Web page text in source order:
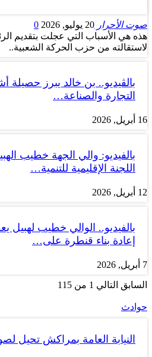
صوت الأحرار 20 يوليو, 2026
0
هذه هي الأسباب التي عجلت بتقديم
لاستقالته من حزب الحركة الشعبية..
التجارة والصناعة…
16 أبريل, 2026
بالفيديو: والي الجهة خطيب
اللجنة الإقليمية للتنمية…
12 أبريل, 2026
بالفيديو.. الوالي خطيب لهبيل
إعادة بناء قنطرة على…
7 أبريل, 2026
السابق التالي 1 من 115
حوادث
النيابة العامة بمراكش تحيل